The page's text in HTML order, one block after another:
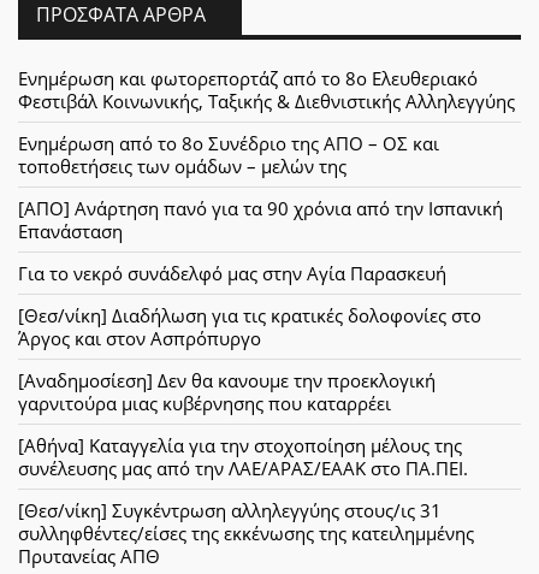
ΠΡΌΣΦΑΤΑ ΆΡΘΡΑ
Ενημέρωση και φωτορεπορτάζ από το 8ο Ελευθεριακό
Φεστιβάλ Κοινωνικής, Ταξικής & Διεθνιστικής Αλληλεγγύης
Ενημέρωση από το 8ο Συνέδριο της ΑΠΟ – ΟΣ και
τοποθετήσεις των ομάδων – μελών της
[ΑΠΟ] Ανάρτηση πανό για τα 90 χρόνια από την Ισπανική
Επανάσταση
Για το νεκρό συνάδελφό μας στην Αγία Παρασκευή
[Θεσ/νίκη] Διαδήλωση για τις κρατικές δολοφονίες στο
Άργος και στον Ασπρόπυργο
[Αναδημοσίεση] Δεν θα κανουμε την προεκλογική
γαρνιτούρα μιας κυβέρνησης που καταρρέει
[Αθήνα] Καταγγελία για την στοχοποίηση μέλους της
συνέλευσης μας από την ΛΑΕ/ΑΡΑΣ/ΕΑΑΚ στο ΠΑ.ΠΕΙ.
[Θεσ/νίκη] Συγκέντρωση αλληλεγγύης στους/ις 31
συλληφθέντες/είσες της εκκένωσης της κατειλημμένης
Πρυτανείας ΑΠΘ